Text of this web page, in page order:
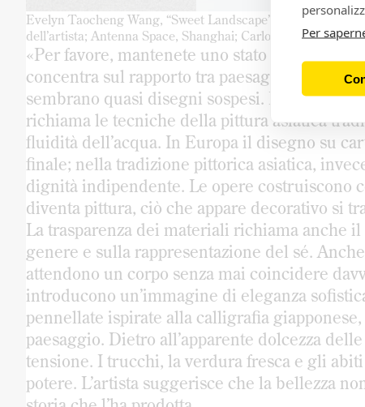
Evelyn Taocheng Wang, “Sweet Landscape”, 2026. Veduta
dell’artista; Antenna Space, Shanghai; Carlos / Ishikawa,
«Per favore, mantenete uno stato meditativo
concentra sul rapporto tra paesaggio e
sembrano quasi disegni sospesi. La
richiama le tecniche della pittura asiatica
fluidità dell’acqua. In Europa il disegno su
finale; nella tradizione pittorica asiatica,
dignità indipendente. Le opere costruiscono
diventa pittura, ciò che appare decorativo si
La trasparenza dei materiali richiama anche
genere e sulla rappresentazione del sé.
attendono un corpo senza mai coincidere
introducono un’immagine di eleganza
pennellate ispirate alla calligrafia
paesaggio. Dietro all’apparente dolcezza
tensione. I trucchi, la verdura fresca e gli
potere. L’artista suggerisce che la bellezza
Per